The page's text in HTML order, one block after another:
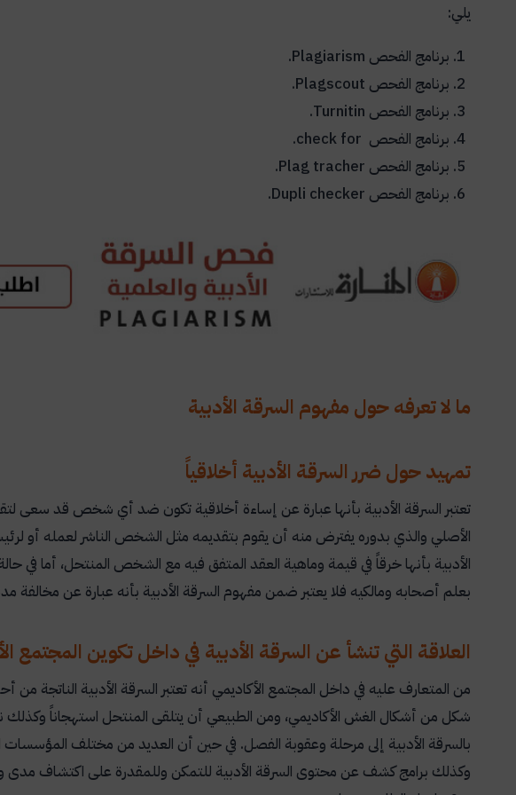
يلي:
برنامج الفحص Plagiarism
.
برنامج الفحص Plagscout
.
برنامج الفحص Turnitin
.
برنامج الفحص check for
.
برنامج الفحص Plag tracher
.
برنامج الفحص Dupli checker
.
ما لا تعرفه حول مفهوم السرقة الأدبية
تمهيد حول ضرر السرقة الأدبية أخلاقياً
تعتبر السرقة الأدبية بأنها عبارة عن إساءة أخلاقية تكون ضد أي شخص قد
الأصلي والذي بدوره يفترض منه أن يقوم بتقديمه مثل الشخص الناشر لعمله أو
الأدبية بأنها خرقاً في قيمة وماهية العقد المتفق فيه مع الشخص المنتحل، أما في
بعلم أصحابه ومالكيه فلا يعتبر ضمن مفهوم السرقة الأدبية بأنه عبارة عن مخالفة
العلاقة التي تنشأ عن السرقة الأدبية في داخل تكوين المجتمع
من المتعارف عليه في داخل المجتمع الأكاديمي أنه تعتبر السرقة الأدبية الناتجة من
شكل من أشكال الغش الأكاديمي، ومن الطبيعي أن يتلقى المنتحل استهجاناً وكذلك
بالسرقة الأدبية إلى مرحلة وعقوبة الفصل. في حين أن العديد من مختلف
وكذلك برامج كشف عن محتوى السرقة الأدبية للتمكن وللمقدرة على اكتشاف